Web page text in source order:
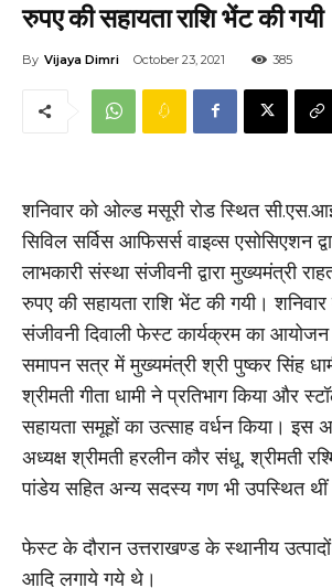
रुपए की सहायता राशि भेंट की गयी
By Vijaya Dimri October 23, 2021 385
शनिवार को ओल्ड मसूरी रोड स्थित
सिविल सर्विस आफिसर्स वाइव्स एसोसिएशन
लाभकारी संस्था संजीवनी द्वारा मुख्यमंत्री
रुपए की सहायता राशि भेंट की गयी। शनिवार
संजीवनी दिवाली फेस्ट कार्यक्रम का
समापन सत्र में मुख्यमंत्री श्री पुष्कर सिंह
श्रीमती गीता धामी ने प्रतिभाग किया और
सहायता समूहों का उत्साह वर्धन किया। इस
अध्यक्ष श्रीमती हरलीन कौर संधू, श्रीमती
पांडेय सहित अन्य सदस्य गण भी उपस्थित
फेस्ट के दौरान उत्तराखण्ड के स्थानीय
आदि लगाये गये थे।